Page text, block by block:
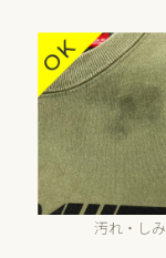
汚れ・しみ